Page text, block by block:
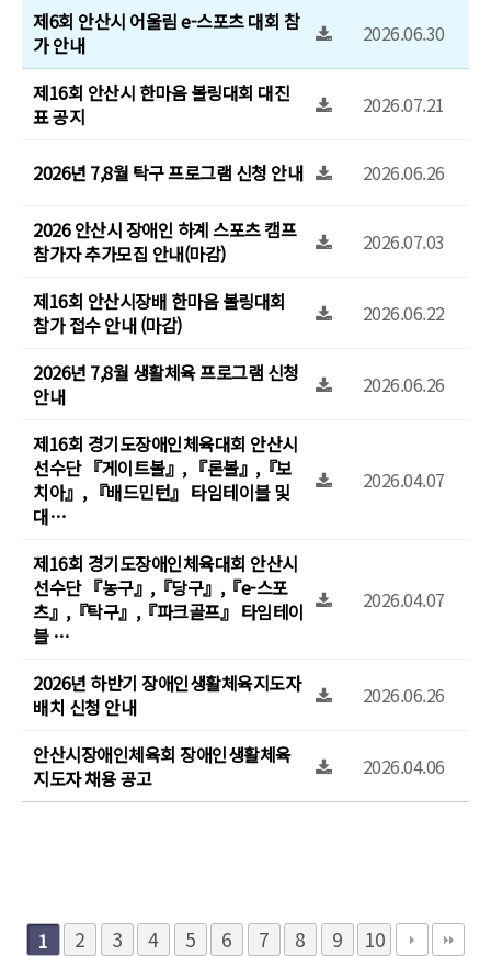
제6회 안산시 어울림 e-스포츠 대회 참
가 안내
2026.06.30
제16회 안산시 한마음 볼링대회 대진
표 공지
2026.07.21
2026년 7,8월 탁구 프로그램 신청 안내 2026.06.26
2026 안산시 장애인 하계 스포츠 캠프
참가자 추가모집 안내(마감)
2026.07.03
제16회 안산시장배 한마음 볼링대회
참가 접수 안내 (마감)
2026.06.22
2026년 7,8월 생활체육 프로그램 신청
안내
2026.06.26
제16회 경기도장애인체육대회 안산시
선수단 『게이트볼』, 『론볼』,『보
치아』, 『배드민턴』 타임테이블 및
대…
2026.04.07
제16회 경기도장애인체육대회 안산시
선수단 『농구』,『당구』,『e-스포
츠』,『탁구』,『파크골프』 타임테이
블 …
2026.04.07
2026년 하반기 장애인생활체육지도자
배치 신청 안내
2026.06.26
안산시장애인체육회 장애인생활체육
지도자 채용 공고
2026.04.06
1 2 3 4 5 6 7 8 9 10